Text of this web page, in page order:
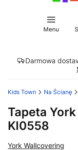
Menu
Darmowa
Kids Town Na Ścianę
Tapeta
KI0558
York Wallcovering